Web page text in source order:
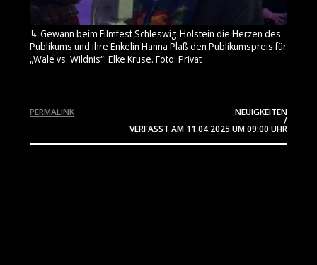
Gewann beim Filmfest Schleswig-Holstein die Herzen des
Publikums und ihre Enkelin Hanna Plaß den Publikumspreis für
„Wale vs. Wildnis“: Elke Kruse. Foto: Privat
NEUIGKEITEN
/
VERFASST AM 11.04.2025 UM 09:00 UHR
PERMALINK